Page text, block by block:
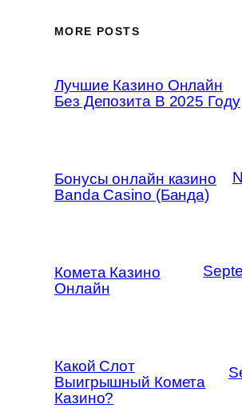
MORE POSTS
Лучшие Казино Онлайн
Без Депозита В 2025 Году
Бонусы онлайн казино
Banda Casino (Банда)
Комета Казино
Онлайн
Какой Слот
Выигрышный Комета
Казино?